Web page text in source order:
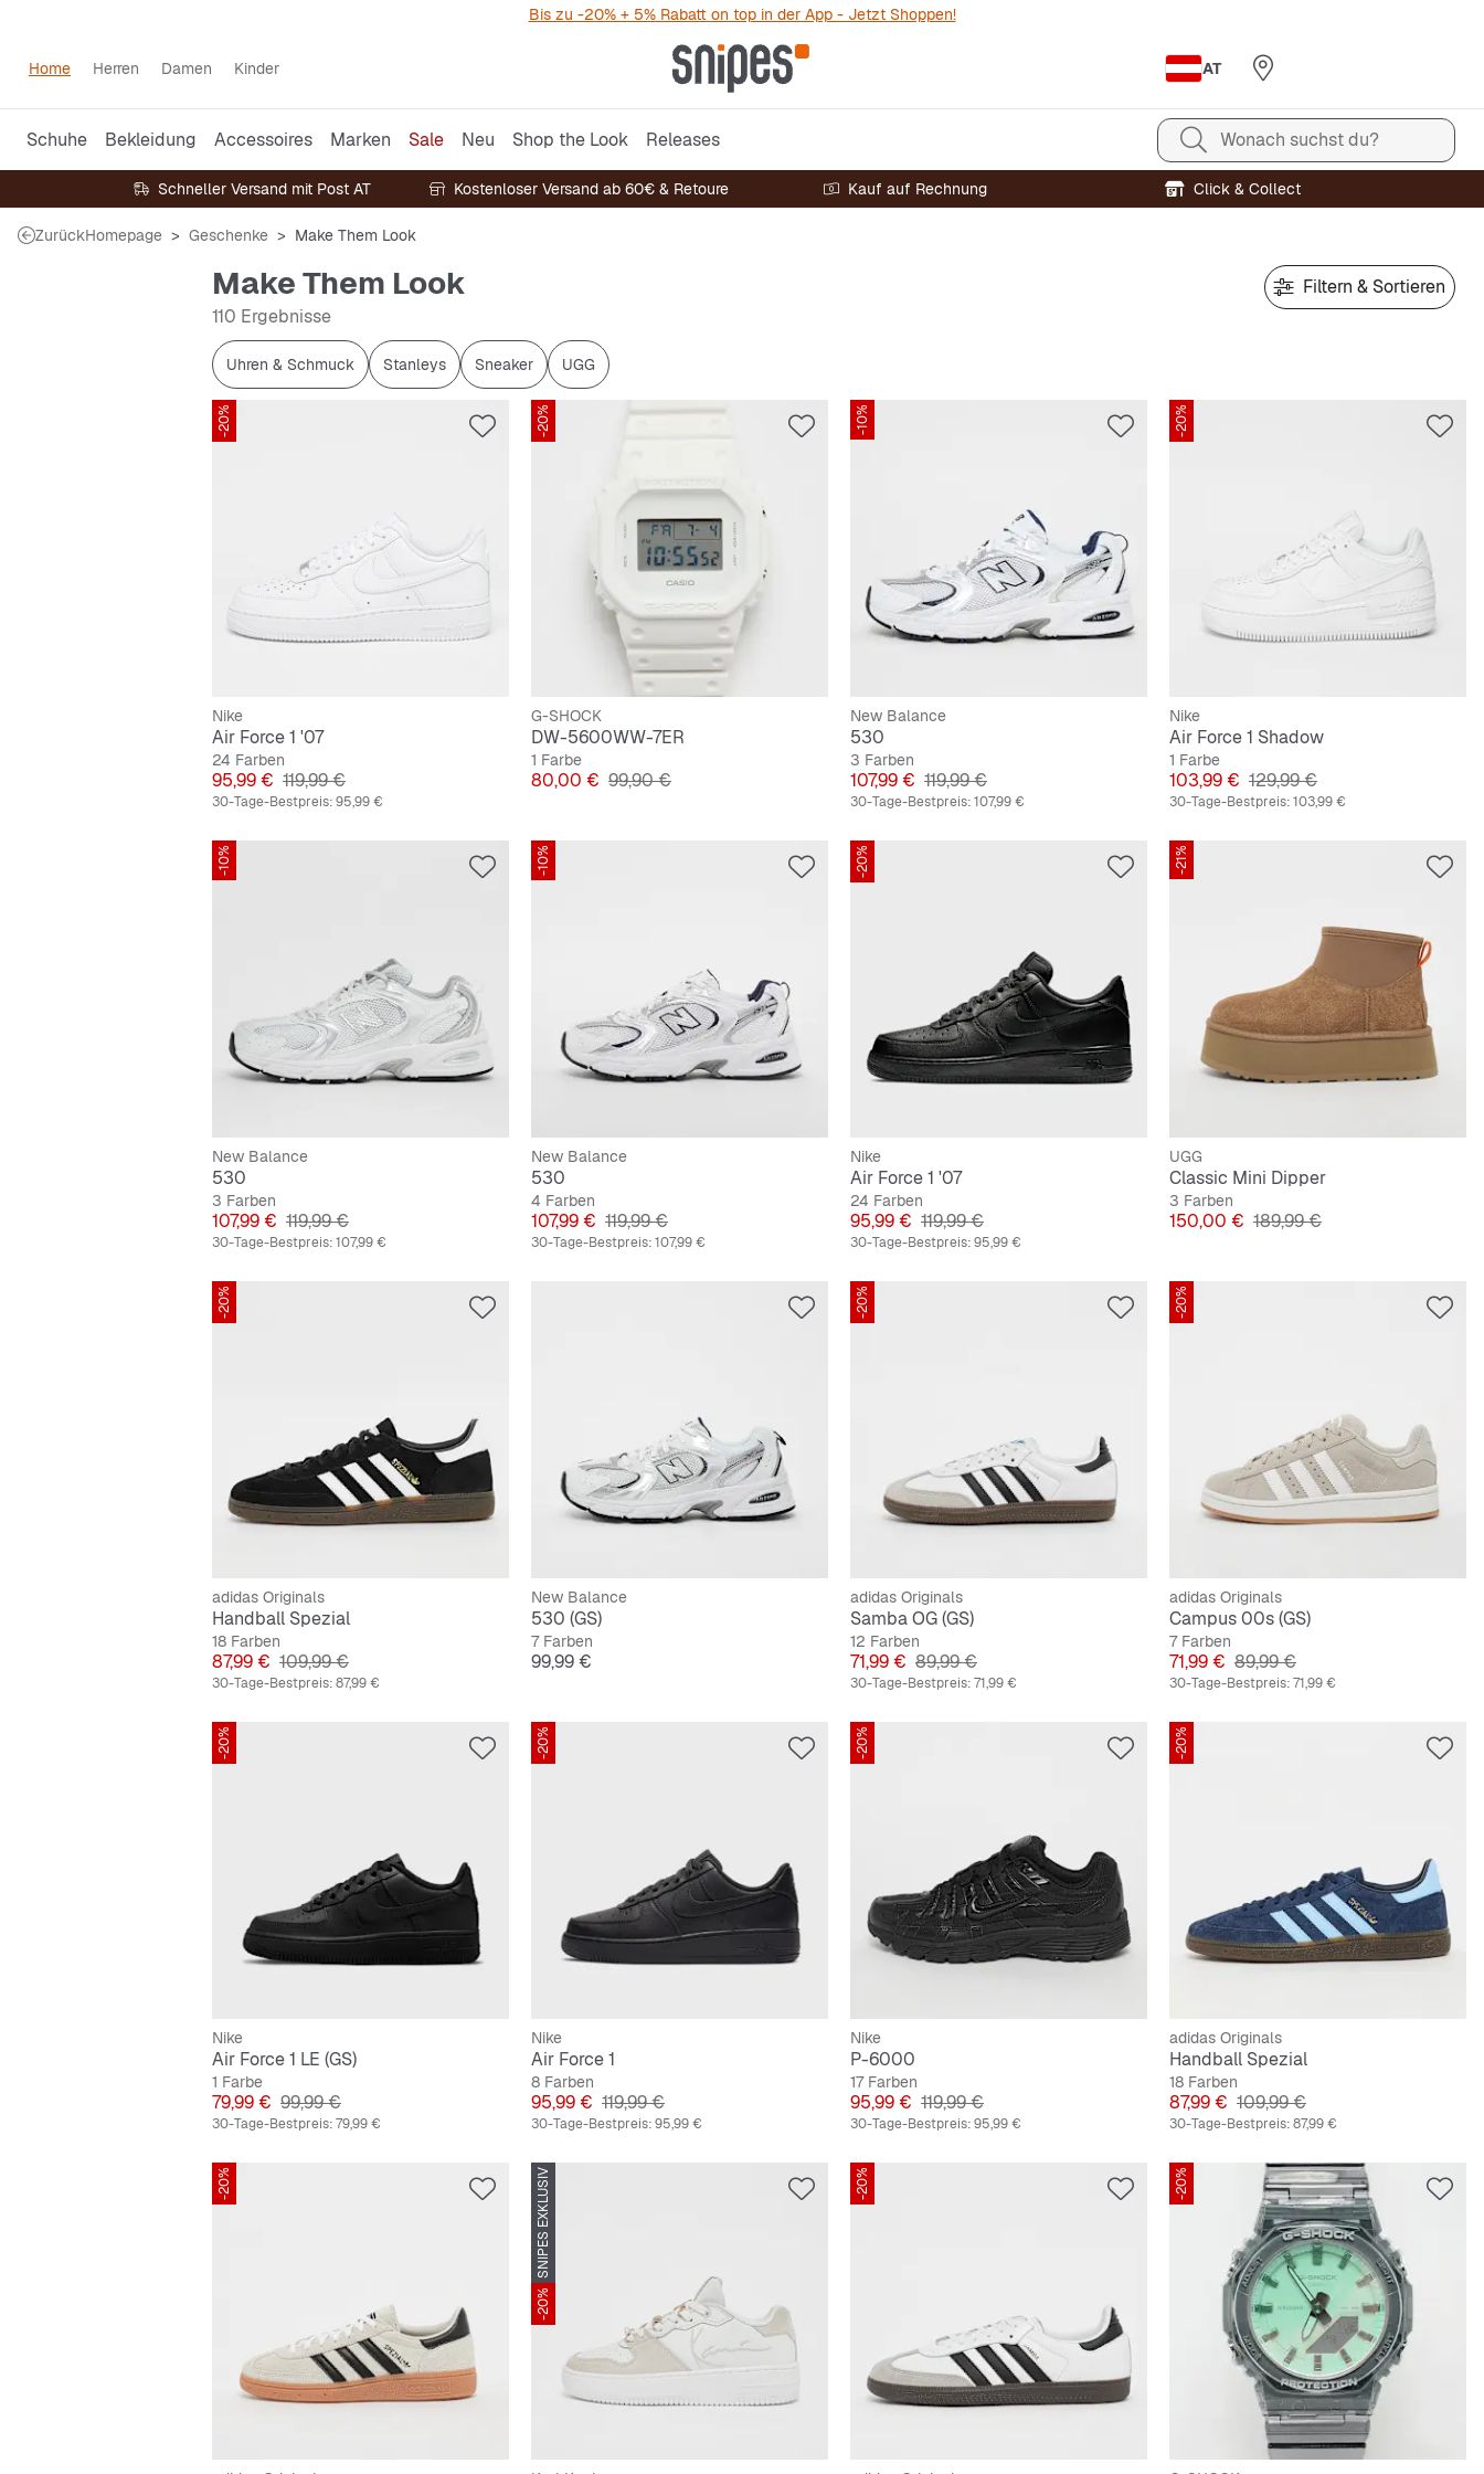
Bis zu -20% + 5% Rabatt on top in der App - Jetzt Shoppen!
Home Herren Damen Kinder AT
Schuhe Bekleidung Accessoires Marken Sale Neu Shop the Look Releases Wonach suchst du?
Schneller Versand mit Post AT Kostenloser Versand ab 60€ & Retoure Kauf auf Rechnung Click & Collect
ZurückHomepage Geschenke Make Them Look
Make Them Look
110 Ergebnisse
Filtern & Sortieren
Uhren & Schmuck Stanleys Sneaker UGG
-20%
Nike
Air Force 1 '07
24 Farben
Preis
95,99 € Originalpreis
119,99 €
30-Tage-Bestpreis:95,99 €
-20%
G-SHOCK
DW-5600WW-7ER
1 Farbe
Preis
80,00 € Originalpreis
99,90 €
-10%
New Balance
530
3 Farben
Preis
107,99 € Originalpreis
119,99 €
30-Tage-Bestpreis:107,99 €
-20%
Nike
Air Force 1 Shadow
1 Farbe
Preis
103,99 € Originalpreis
129,99 €
30-Tage-Bestpreis:103,99 €
-10%
New Balance
530
3 Farben
Preis
107,99 € Originalpreis
119,99 €
30-Tage-Bestpreis:107,99 €
-10%
New Balance
530
4 Farben
Preis
107,99 € Originalpreis
119,99 €
30-Tage-Bestpreis:107,99 €
-20%
Nike
Air Force 1 '07
24 Farben
Preis
95,99 € Originalpreis
119,99 €
30-Tage-Bestpreis:95,99 €
-21%
UGG
Classic Mini Dipper
3 Farben
Preis
150,00 € Originalpreis
189,99 €
-20%
adidas Originals
Handball Spezial
18 Farben
Preis
87,99 € Originalpreis
109,99 €
30-Tage-Bestpreis:87,99 €
New Balance
530 (GS)
7 Farben
Preis
99,99 €
-20%
adidas Originals
Samba OG (GS)
12 Farben
Preis
71,99 € Originalpreis
89,99 €
30-Tage-Bestpreis:71,99 €
-20%
adidas Originals
Campus 00s (GS)
7 Farben
Preis
71,99 € Originalpreis
89,99 €
30-Tage-Bestpreis:71,99 €
-20%
Nike
Air Force 1 LE (GS)
1 Farbe
Preis
79,99 € Originalpreis
99,99 €
30-Tage-Bestpreis:79,99 €
-20%
Nike
Air Force 1
8 Farben
Preis
95,99 € Originalpreis
119,99 €
30-Tage-Bestpreis:95,99 €
-20%
Nike
P-6000
17 Farben
Preis
95,99 € Originalpreis
119,99 €
30-Tage-Bestpreis:95,99 €
-20%
adidas Originals
Handball Spezial
18 Farben
Preis
87,99 € Originalpreis
109,99 €
30-Tage-Bestpreis:87,99 €
-20% SNIPES EXKLUSIV
-20%
-20% -20%